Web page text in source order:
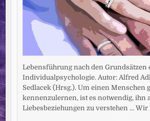
Lebensführung nach den Grundsätzen
Individualpsychologie. Autor: Alfred
Sedlacek (Hrsg.). Um einen Menschen
kennenzulernen, ist es notwendig, ihn
Liebesbeziehungen zu verstehen ... Wir